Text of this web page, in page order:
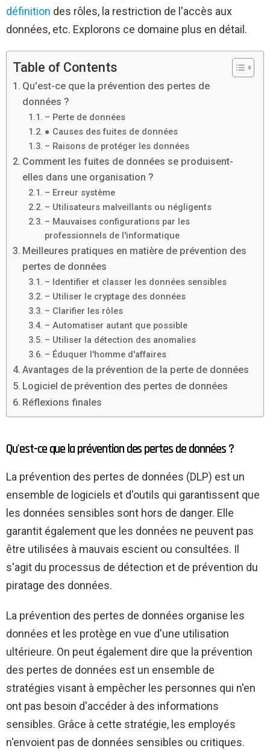
définition des rôles, la restriction de l'accès aux
données, etc. Explorons ce domaine plus en détail.
Table of Contents
Qu'est-ce que la prévention des pertes de
données ?
– Perte de données
● Causes des fuites de données
– Raisons de protéger les données
Comment les fuites de données se produisent-
elles dans une organisation ?
– Erreur système
– Utilisateurs malveillants ou négligents
– Mauvaises configurations par les
professionnels de l'informatique
Meilleures pratiques en matière de prévention des
pertes de données
– Identifier et classer les données sensibles
– Utiliser le cryptage des données
– Clarifier les rôles
– Automatiser autant que possible
– Utiliser la détection des anomalies
– Éduquer l'homme d'affaires
Avantages de la prévention de la perte de données
Logiciel de prévention des pertes de données
Réflexions finales
Qu'est-ce que la prévention des pertes de données ?
La prévention des pertes de données (DLP) est un
ensemble de logiciels et d'outils qui garantissent que
les données sensibles sont hors de danger. Elle
garantit également que les données ne peuvent pas
être utilisées à mauvais escient ou consultées. Il
s'agit du processus de détection et de prévention du
piratage des données.
La prévention des pertes de données organise les
données et les protège en vue d'une utilisation
ultérieure. On peut également dire que la prévention
des pertes de données est un ensemble de
stratégies visant à empêcher les personnes qui n'en
ont pas besoin d'accéder à des informations
sensibles. Grâce à cette stratégie, les employés
n'envoient pas de données sensibles ou critiques.